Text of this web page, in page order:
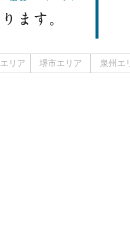
リア 堺市エリア 泉州エ